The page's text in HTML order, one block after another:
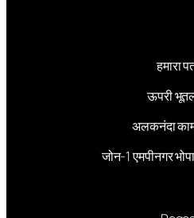
हमारा
ऊपरी
अलकनंदा
जोन-1 एमपीनगर